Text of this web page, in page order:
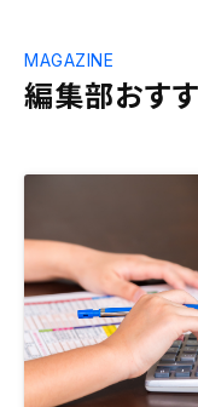
編集部おす
MAGAZINE